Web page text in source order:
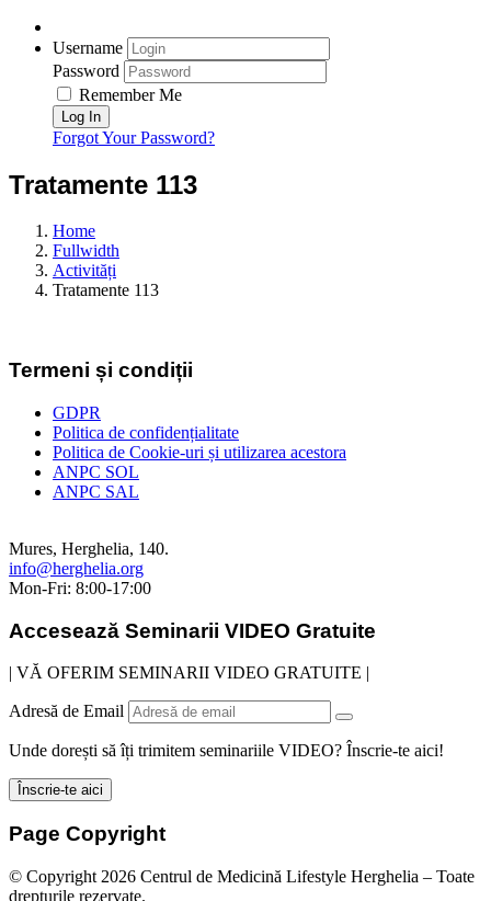
Username
Password
Remember Me
Forgot Your Password?
Tratamente 113
Home
Fullwidth
Activități
Tratamente 113
Termeni și condiții
GDPR
Politica de confidențialitate
Politica de Cookie-uri și utilizarea acestora
ANPC SOL
ANPC SAL
Mures, Herghelia, 140.
info@herghelia.org
Mon-Fri: 8:00-17:00
Accesează Seminarii VIDEO Gratuite
| VĂ OFERIM SEMINARII VIDEO GRATUITE |
Adresă de Email
Unde dorești să îți trimitem seminariile VIDEO? Înscrie-te aici!
Page Copyright
© Copyright 2026 Centrul de Medicină Lifestyle Herghelia – Toate
drepturile rezervate.